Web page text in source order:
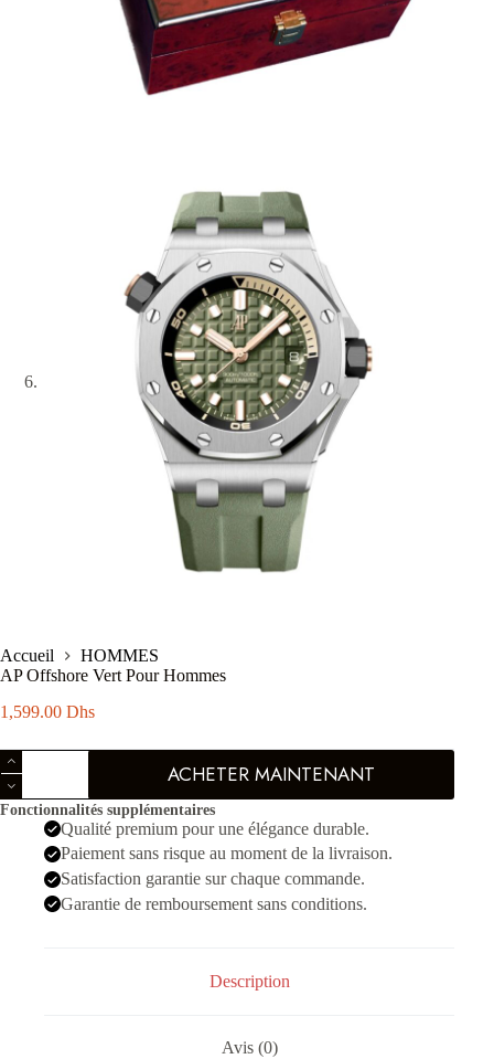
Accueil
HOMMES
AP Offshore Vert Pour Hommes
1,599.00 Dhs
quantité
de
AP
Offshore
Hommes
ACHETER MAINTENANT
Fonctionnalités supplémentaires
Qualité premium pour une élégance durable.
Paiement sans risque au moment de la livraison.
Satisfaction garantie sur chaque commande.
Garantie de remboursement sans conditions.
Description
Avis (0)